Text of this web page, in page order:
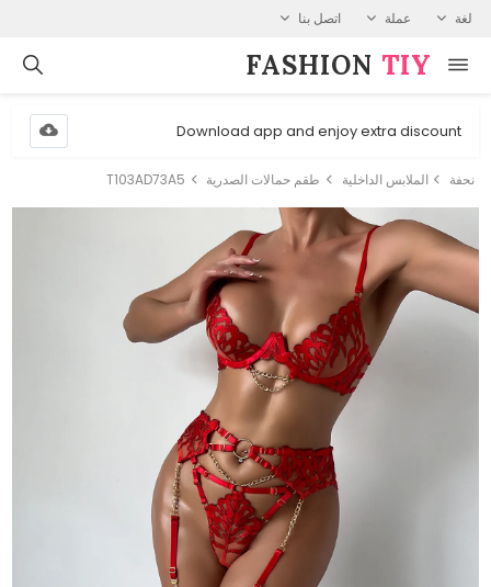
لغة عملة اتصل بنا
FASHION⁠ TIY
Download app and enjoy extra discount
نحفة الملابس الداخلية طقم حمالات الصدرية T103AD73A5